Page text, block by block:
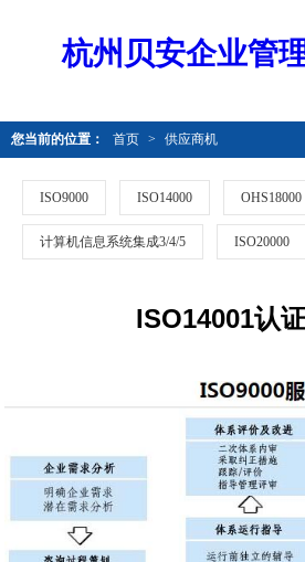
杭州贝安企业管
您当前的位置： 首页 > 供应商机
ISO9000 ISO14000 OHS18000
计算机信息系统集成3/4/5 ISO20000
ISO14001认